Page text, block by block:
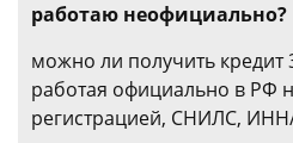
работаю неофициально?
можно ли получить кредит
работая официально в РФ
регистрацией, СНИЛС,